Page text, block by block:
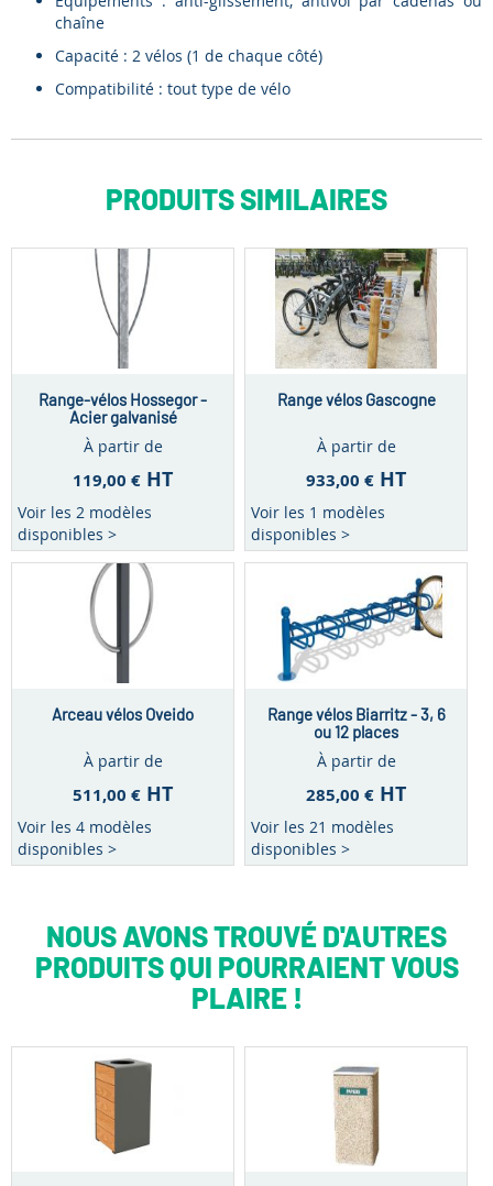
chaîne
Capacité : 2 vélos (1 de chaque côté)
Compatibilité : tout type de vélo
PRODUITS SIMILAIRES
Range-vélos Hossegor -
Acier galvanisé
À partir de
119,00 € HT
Voir les 2 modèles
disponibles >
Range vélos Gascogne
À partir de
933,00 € HT
Voir les 1 modèles
disponibles >
Arceau vélos Oveido
À partir de
511,00 € HT
Voir les 4 modèles
disponibles >
Range vélos Biarritz - 3, 6
ou 12 places
À partir de
285,00 € HT
Voir les 21 modèles
disponibles >
NOUS AVONS TROUVÉ D'AUTRES
PRODUITS QUI POURRAIENT VOUS
PLAIRE !